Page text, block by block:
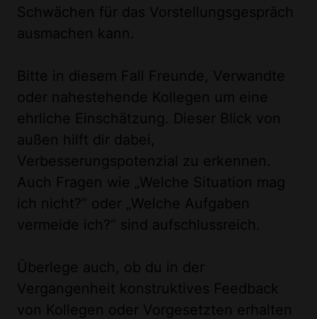
Schwächen für das Vorstellungsgespräch
ausmachen kann.
Bitte in diesem Fall Freunde, Verwandte
oder nahestehende Kollegen um eine
ehrliche Einschätzung. Dieser Blick von
außen hilft dir dabei,
Verbesserungspotenzial zu erkennen.
Auch Fragen wie „Welche Situation mag
ich nicht?“ oder „Welche Aufgaben
vermeide ich?“ sind aufschlussreich.
Überlege auch, ob du in der
Vergangenheit konstruktives Feedback
von Kollegen oder Vorgesetzten erhalten